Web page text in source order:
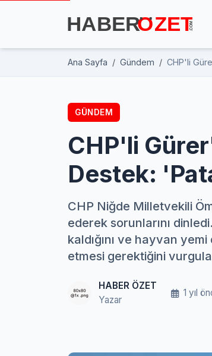
Ana Sayfa Gündem CHP'li
GÜNDEM
CHP'li
Destek:
CHP Niğde Milletvekili
ederek sorunlarını
kaldığını ve hayvan
etmesi gerektiğini
HABER ÖZET
Yazar
1 yıl